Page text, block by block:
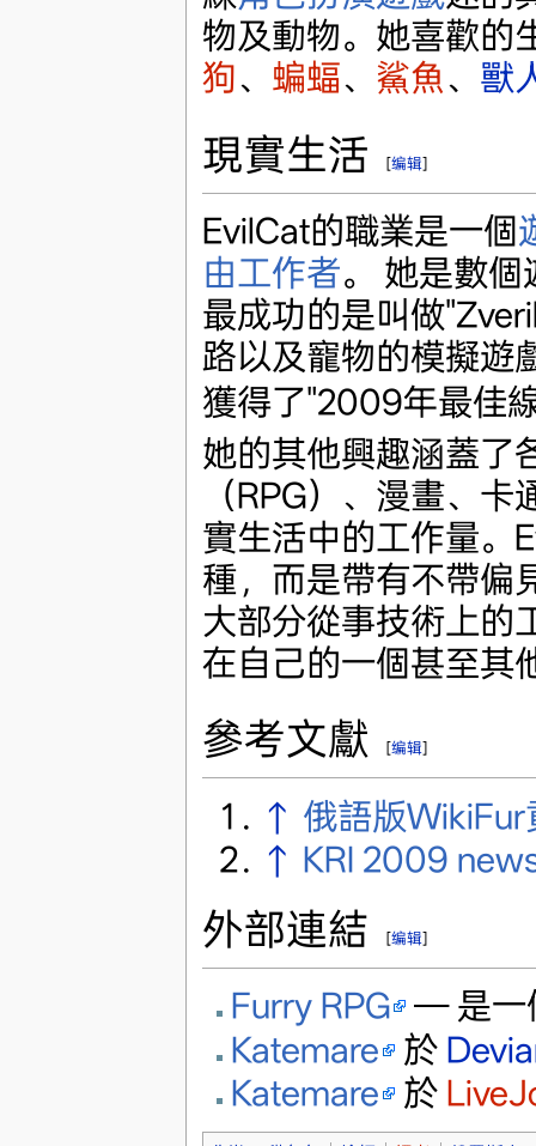
物及動物。她喜歡的
狗、 蝙蝠、 鯊魚、 獸
現實生活 [编辑]
EvilCat的職業是一個
由工作者。 她是數
最成功的是叫做
路以及寵物的模擬遊
獲得了"2009年最佳
她的其他興趣涵蓋了
（RPG）、漫畫、
實生活中的工作量。
種，而是帶有不帶偏
大部分從事技術上的
在自己的一個甚至其
參考文獻 [编辑]
↑ 俄語版
↑ KRI 2009
外部連結 [编辑]
Furry RPG — 是一
Katemare 於
Katemare 於